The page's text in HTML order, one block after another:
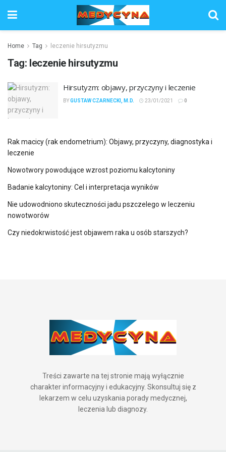
Home Tag leczenie hirsutyzmu
Tag: leczenie hirsutyzmu
Hirsutyzm: objawy, przyczyny i leczenie
BYGUSTAW CZARNECKI, M.D. 23/01/2021 0
Rak macicy (rak endometrium): Objawy, przyczyny, diagnostyka i
leczenie
Nowotwory powodujące wzrost poziomu kalcytoniny
Badanie kalcytoniny: Cel i interpretacja wyników
Nie udowodniono skuteczności jadu pszczelego w leczeniu
nowotworów
Czy niedokrwistość jest objawem raka u osób starszych?
Treści zawarte na tej stronie mają wyłącznie
charakter informacyjny i edukacyjny. Skonsultuj się z
lekarzem w celu uzyskania porady medycznej,
leczenia lub diagnozy.